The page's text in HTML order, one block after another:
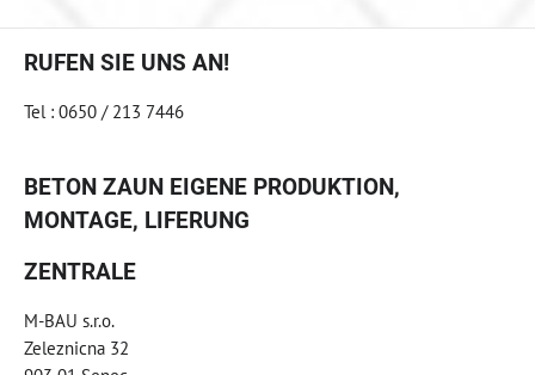
RUFEN SIE UNS AN!
Tel : 0650 / 213 7446
BETON ZAUN EIGENE PRODUKTION,
MONTAGE, LIFERUNG
ZENTRALE
M-BAU s.r.o.
Zeleznicna 32